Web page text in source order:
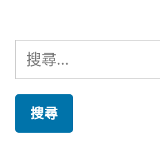
分
搜
尋
鍵